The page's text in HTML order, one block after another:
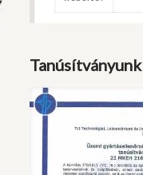
Tanúsítványunk